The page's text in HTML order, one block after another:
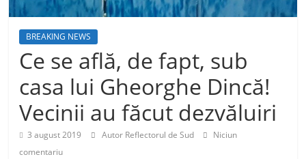
BREAKING NEWS
Ce se află, de fapt, sub
casa lui Gheorghe Dincă!
Vecinii au făcut dezvăluiri
3 august 2019 Autor Reflectorul de Sud
Niciun
comentariu